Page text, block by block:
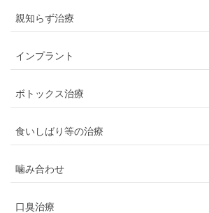
親知らず治療
インプラント
ボトックス治療
食いしばり等の治療
噛み合わせ
口臭治療